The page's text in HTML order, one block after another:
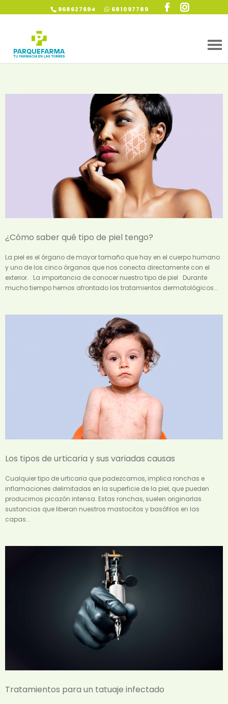
968627694 681097789
¿Cómo saber qué tipo de piel tengo?
La piel es el órgano de mayor tamaño que hay en el cuerpo humano
y uno de los cinco órganos que nos conecta directamente con el
exterior. La importancia de conocer nuestro tipo de piel Durante
mucho tiempo hemos afrontado los tratamientos dermatológicos...
Los tipos de urticaria y sus variadas causas
Cualquier tipo de urticaria que padezcamos, implica ronchas e
inflamaciones delimitadas en la superficie de la piel, que pueden
producirnos picazón intensa. Estas ronchas, suelen originarlas
sustancias que liberan nuestros mastocitos y basófilos en las
capas...
Tratamientos para un tatuaje infectado